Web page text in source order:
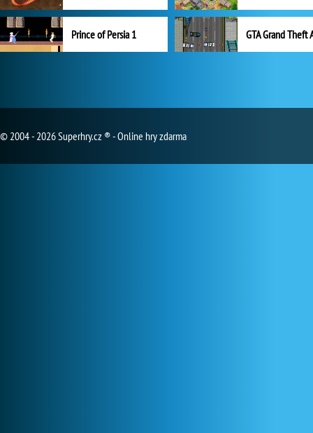
Prince of Persia 1 GTA Grand Theft
© 2004 - 2026 Superhry.cz ® - Online hry zdarma